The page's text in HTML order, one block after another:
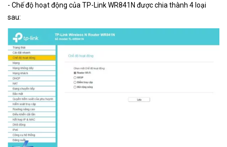
- Chế độ hoạt động của TP-Link WR841N được chia thành 4 loại
sau: